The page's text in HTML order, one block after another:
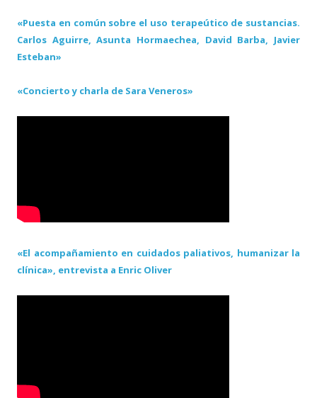
«Puesta en común sobre el uso terapeútico de sustancias.
Carlos Aguirre, Asunta Hormaechea, David Barba, Javier
Esteban»
«Concierto y charla de Sara Veneros»
«El acompañamiento en cuidados paliativos, humanizar la
clínica», entrevista a Enric Oliver